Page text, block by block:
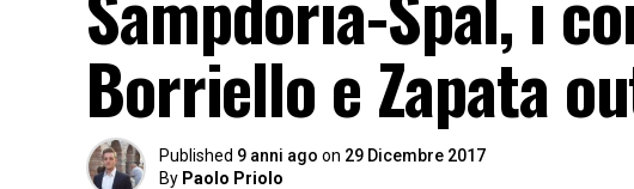
Borriello e Zapata
Published 9 anni ago on 29 Dicembre 2017
By Paolo Priolo